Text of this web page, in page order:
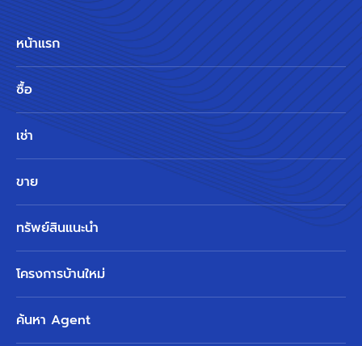
หน้าแรก
ซื้อ
เช่า
ขาย
ทรัพย์สินแนะนำ
โครงการบ้านใหม่
ค้นหา Agent